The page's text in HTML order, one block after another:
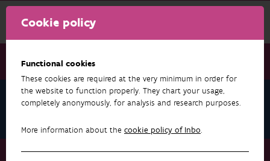
Cookie policy
Functional cookies
These cookies are required at the very minimum in order for
the website to function properly. They chart your usage,
completely anonymously, for analysis and research purposes.
More information about the cookie policy of Inbo.
Michiel Lathouwers
About us Staff Michiel Lathouwers Publications